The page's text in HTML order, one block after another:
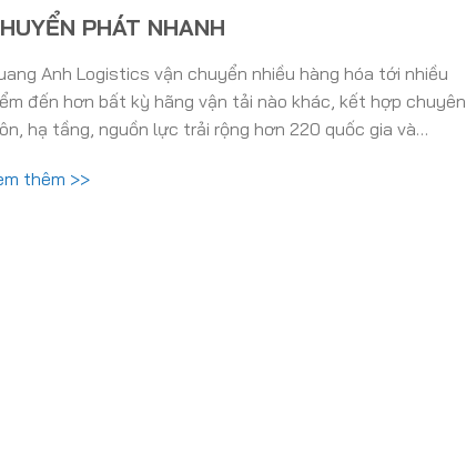
PHÁT NHANH
Anh Logistics vận chuyển nhiều hàng hóa tới nhiều
đến hơn bất kỳ hãng vận tải nào khác, kết hợp chuyên
hạ tầng, nguồn lực trải rộng hơn 220 quốc gia và…
thêm >>